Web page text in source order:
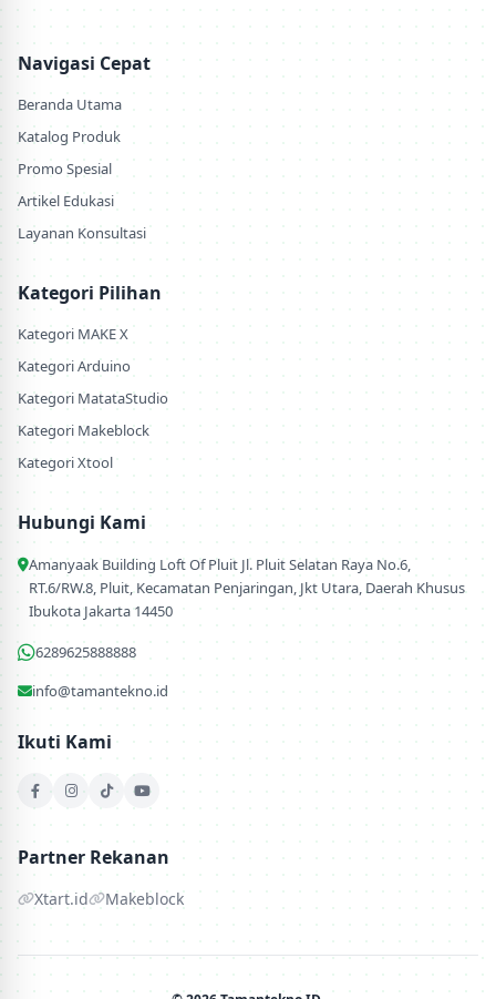
Navigasi Cepat
Beranda Utama
Katalog Produk
Promo Spesial
Artikel Edukasi
Layanan Konsultasi
Kategori Pilihan
Kategori MAKE X
Kategori Arduino
Kategori MatataStudio
Kategori Makeblock
Kategori Xtool
Hubungi Kami
Amanyaak Building Loft Of Pluit Jl. Pluit Selatan Raya No.6,
RT.6/RW.8, Pluit, Kecamatan Penjaringan, Jkt Utara, Daerah Khusus
Ibukota Jakarta 14450
6289625888888
info@tamantekno.id
Ikuti Kami
Partner Rekanan
Xtart.id Makeblock